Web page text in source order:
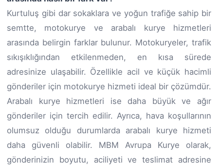
Kurtuluş gibi dar sokaklara ve yoğun trafiğe sahip bir
semtte, motokurye ve arabalı kurye hizmetleri
arasında belirgin farklar bulunur. Motokuryeler, trafik
sıkışıklığından etkilenmeden, en kısa sürede
adresinize ulaşabilir. Özellikle acil ve küçük hacimli
gönderiler için motokurye hizmeti ideal bir çözümdür.
Arabalı kurye hizmetleri ise daha büyük ve ağır
gönderiler için tercih edilir. Ayrıca, hava koşullarının
olumsuz olduğu durumlarda arabalı kurye hizmeti
daha güvenli olabilir. MBM Avrupa Kurye olarak,
gönderinizin boyutu, aciliyeti ve teslimat adresine